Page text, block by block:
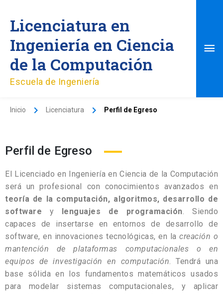
contenido
Licenciatura en
Ingeniería en Ciencia
de la Computación
Escuela de Ingeniería
Inicio Licenciatura Perfil de Egreso
Perfil de Egreso
El Licenciado en Ingeniería en Ciencia de la Computación
será un profesional con conocimientos avanzados en
teoría de la computación, algoritmos, desarrollo de
software y lenguajes de programación. Siendo
capaces de insertarse en entornos de desarrollo de
software, en innovaciones tecnológicas, en la creación o
mantención de plataformas computacionales o en
equipos de investigación en computación. Tendrá una
base sólida en los fundamentos matemáticos usados
para modelar sistemas computacionales, y aplicar